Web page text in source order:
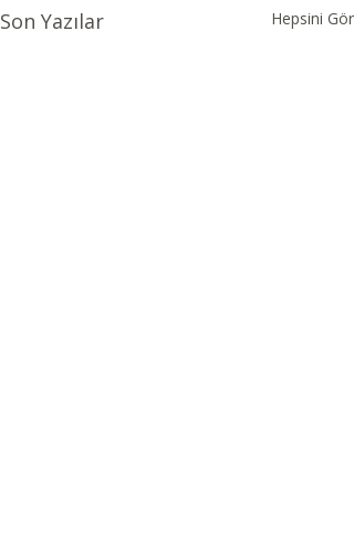
Son Yazılar Hepsini Gör